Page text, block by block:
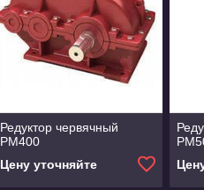
Редуктор червячный
РМ400
Цену уточняйте